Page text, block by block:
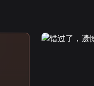
会员